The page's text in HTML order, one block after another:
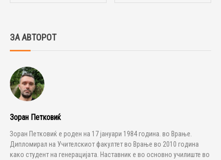
ЗА АВТОРОТ
Зоран Петковиќ
Зоран Петковиќ е роден на 17 јануари 1984 година. во Врање.
Дипломирал на Учителскиот факултет во Врање во 2010 година
како студент на генерацијата. Наставник е во основно училиште во